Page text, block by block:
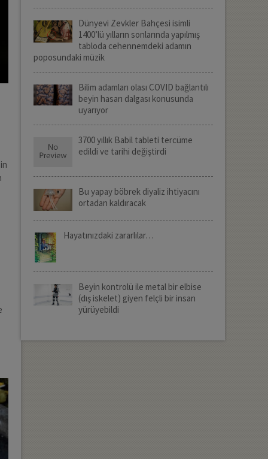
Dünyevi Zevkler Bahçesi isimli
1400’lü yılların sonlarında yapılmış
tabloda cehennemdeki adamın
poposundaki müzik
Bilim adamları olası COVID bağlantılı
beyin hasarı dalgası konusunda
uyarıyor
3700 yıllık Babil tableti tercüme
edildi ve tarihi değiştirdi
Bu yapay böbrek diyaliz ihtiyacını
ortadan kaldıracak
Hayatınızdaki zararlılar…
Beyin kontrolü ile metal bir elbise
(dış iskelet) giyen felçli bir insan
yürüyebildi